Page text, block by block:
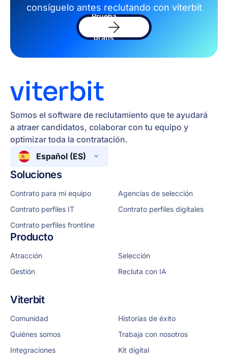
consíguelo antes reclutando con viterbit
Prueba
software
gratis
Somos el software de reclutamiento que te ayudará
a atraer candidatos, colaborar con tu equipo y
optimizar toda la contratación.
Español (ES)
Soluciones
Contrato para mi equipo
Agencias de selección
Contrato perfiles IT
Contrato perfiles digitales
Contrato perfiles frontline
Producto
Atracción
Selección
Gestión
Recluta con IA
Viterbit
Comunidad
Historias de éxito
Quiénes somos
Trabaja con nosotros
Integraciones
Kit digital